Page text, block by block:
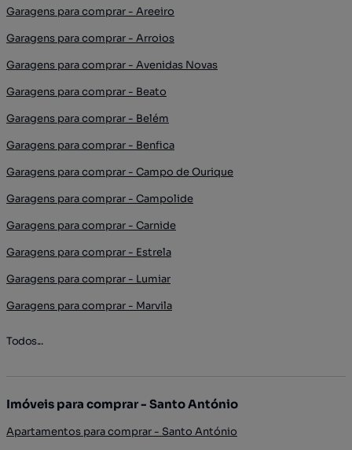
Garagens para comprar - Areeiro
Garagens para comprar - Arroios
Garagens para comprar - Avenidas Novas
Garagens para comprar - Beato
Garagens para comprar - Belém
Garagens para comprar - Benfica
Garagens para comprar - Campo de Ourique
Garagens para comprar - Campolide
Garagens para comprar - Carnide
Garagens para comprar - Estrela
Garagens para comprar - Lumiar
Garagens para comprar - Marvila
Todos...
Imóveis para comprar - Santo António
Apartamentos para comprar - Santo António